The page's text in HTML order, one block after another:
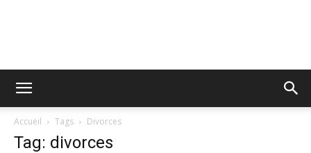
Accueil Tags Divorces
Tag: divorces